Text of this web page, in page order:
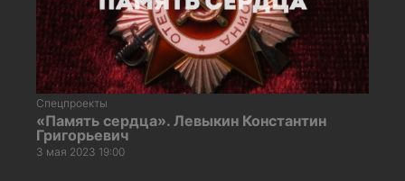
Спецпроекты
«Память сердца». Левыкин Константин
Григорьевич
3 мая 2023 19:00